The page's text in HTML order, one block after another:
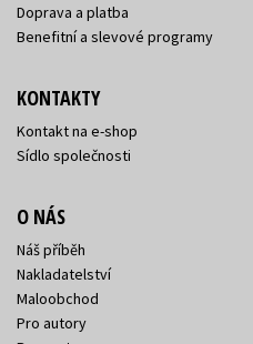
Doprava a platba
Benefitní a slevové programy
KONTAKTY
Kontakt na e-shop
Sídlo společnosti
O NÁS
Náš příběh
Nakladatelství
Maloobchod
Pro autory